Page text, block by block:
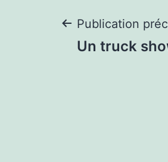
Publication
Un truck